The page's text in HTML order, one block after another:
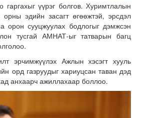
үүрэг болгов. Хуримтлалын
эдийн засагт өгөөжтэй, эрсдэл
орон сууцжуулах бодлогыг дэмжсэн
тусгай АМНАТ-ыг татварын багц
эрчимжүүлэх Ажлын хэсэгт хууль
орд газруудыг хариуцсан таван дэд
анхаарч ажиллахаар боллоо.